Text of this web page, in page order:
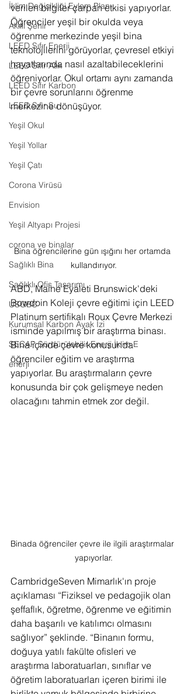
İklim Değişikliği Eylem Planı
Akıllı Şehir
LEED Sıfır Enerji
LEED Sıfır Atık
LEED Sıfır Karbon
LEED Sıfır Su
Yeşil Okul
Yeşil Yollar
Yeşil Çatı
Corona Virüsü
Envision
Yeşil Altyapı Projesi
corona ve binalar
Sağlıklı Bina
Sağlıklı Ofis Tasarımı
USGBC
Kurumsal Karbon Ayak İzi
SECAP Sürdürülebilir Enerji İklim E
enerji
verilen bilgiler çarpan etkisi yapıyorlar.
Öğrenciler yeşil bir okulda veya
öğrenme merkezinde yeşil bina
teknolojilerini görüyorlar, çevresel etkiyi
hayatlarında nasıl azaltabileceklerini
öğreniyorlar. Okul ortamı aynı zamanda
bir çevre sorunlarını öğrenme
merkezine dönüşüyor.
Bina öğrencilerine gün ışığını her ortamda
kullandırıyor.
ABD, Maine Eyaleti Brunswick'deki
Bowdoin Koleji çevre eğitimi için LEED
Platinum sertifikalı Roux Çevre Merkezi
isminde yapılmış bir araştırma binası.
Bina içinde çevre konusunda
öğrenciler eğitim ve araştırma
yapıyorlar. Bu araştırmaların çevre
konusunda bir çok gelişmeye neden
olacağını tahmin etmek zor değil.
Binada öğrenciler çevre ile ilgili araştırmalar
yapıyorlar.
CambridgeSeven Mimarlık'ın proje
açıklaması “Fiziksel ve pedagojik olan
şeffaflık, öğretme, öğrenme ve eğitimin
daha başarılı ve katılımcı olmasını
sağlıyor” şeklinde. “Binanın formu,
doğuya yatılı fakülte ofisleri ve
araştırma laboratuarları, sınıflar ve
öğretim laboratuarları içeren birimi ile